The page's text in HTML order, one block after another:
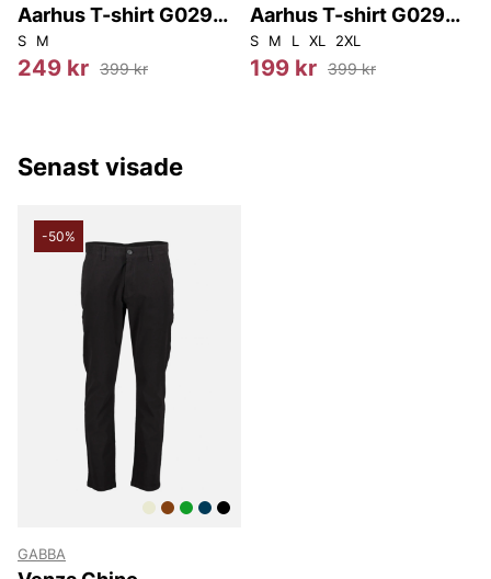
Aarhus T-shirt G029
Gots
S M
249 kr 399 kr
Aarhus T-shirt G029
Gots
S M L XL 2XL
199 kr 399 kr
Senast visade
-50%
GABBA